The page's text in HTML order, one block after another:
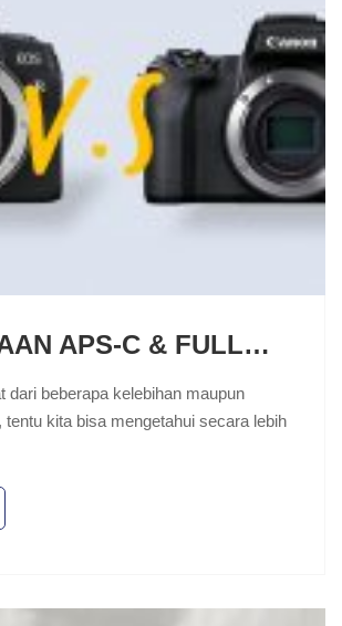
APS-C & FULL…
dari beberapa kelebihan maupun
tentu kita bisa mengetahui secara lebih